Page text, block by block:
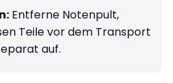
Entferne Notenpult,
Teile vor dem Transport
auf.